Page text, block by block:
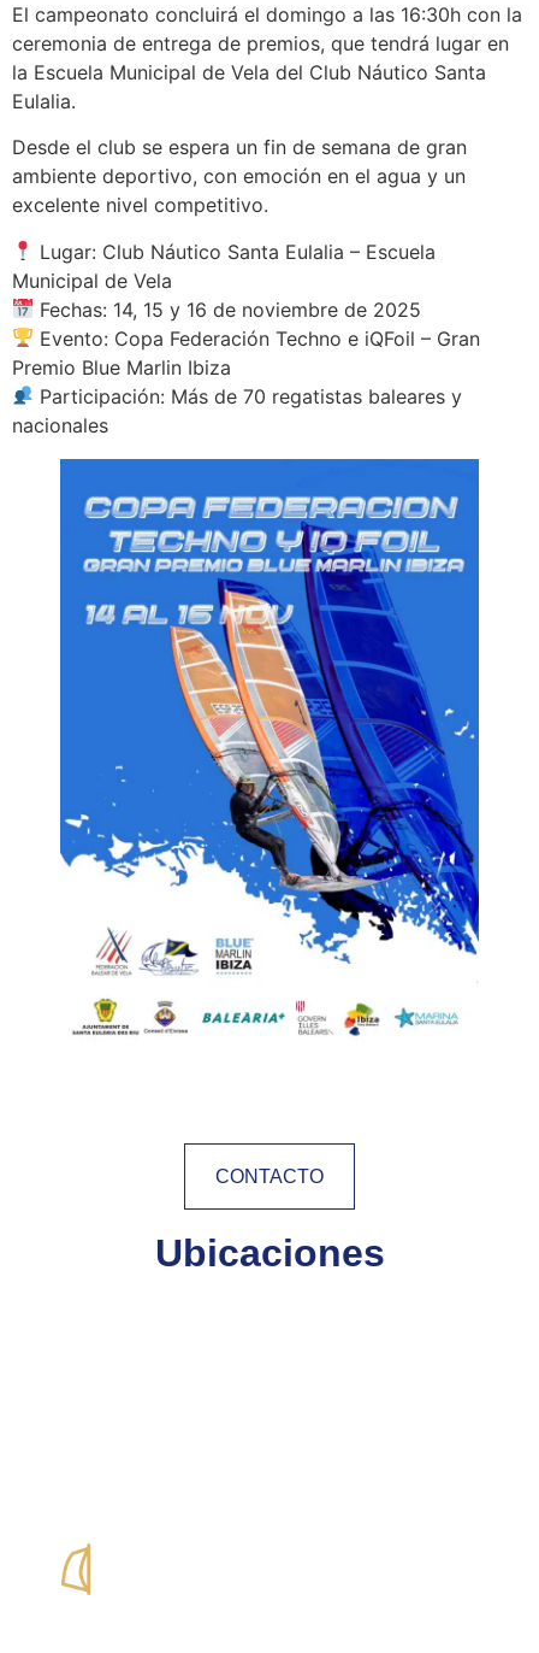
El campeonato concluirá el domingo a las 16:30h con la
ceremonia de entrega de premios, que tendrá lugar en
la Escuela Municipal de Vela del Club Náutico Santa
Eulalia.
Desde el club se espera un fin de semana de gran
ambiente deportivo, con emoción en el agua y un
excelente nivel competitivo.
Lugar: Club Náutico Santa Eulalia – Escuela
Municipal de Vela
Fechas: 14, 15 y 16 de noviembre de 2025
Evento: Copa Federación Techno e iQFoil – Gran
Premio Blue Marlin Ibiza
Participación: Más de 70 regatistas baleares y
nacionales
CONTACTO
Ubicaciones